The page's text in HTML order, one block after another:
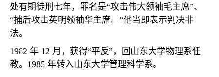
处有期徒刑七年，罪名是“攻击伟大领袖毛主席”、
“捕后攻击英明领袖华主席。 ”他当即表示判决非
法。
1982 年 12 月，获得“平反” ，回山东大学物理系任
教。 1985 年转入山东大学管理科学系。